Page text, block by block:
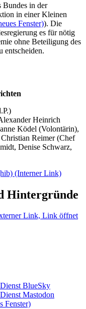
Bundes in der
in einer Kleinen
Fenster)). Die
es für nötig
ohne Beteiligung des
entscheiden.
Heinrich
Ködel (Volontärin),
Reimer (Chef
Denise Schwarz,
(Interner Link)
Hintergründe
Link, Link öffnet
BlueSky
Mastodon
Fenster)